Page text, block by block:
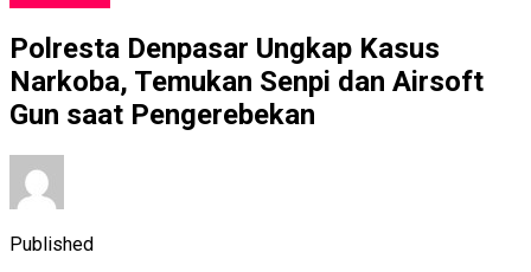
Polresta Denpasar Ungkap Kasus
Narkoba, Temukan Senpi dan Airsoft
Gun saat Pengerebekan
Published